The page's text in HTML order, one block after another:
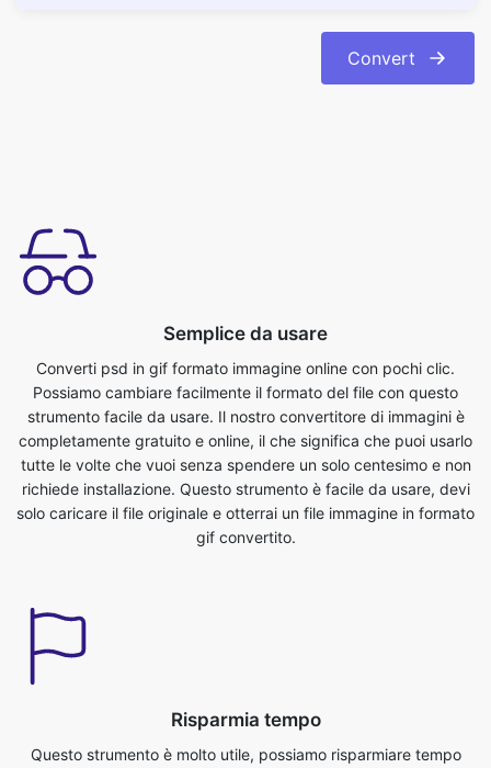
Converti psd in gif formato immagine online con pochi clic.
Possiamo cambiare facilmente il formato del file con questo
strumento facile da usare. Il nostro convertitore di immagini è
completamente gratuito e online, il che significa che puoi usarlo
tutte le volte che vuoi senza spendere un solo centesimo e non
richiede installazione. Questo strumento è facile da usare, devi
solo caricare il file originale e otterrai un file immagine in formato
gif convertito.
Questo strumento è molto utile, possiamo risparmiare tempo
prezioso. Possiamo convertire facilmente dal formato psd a gif
in pochissimo tempo. Possiamo convertire i file immagine
direttamente dal browser. È veloce, sicuro e gratuito. Nessuna
registrazione o installazione richiesta. Per convertire l'immagine